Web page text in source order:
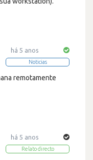
há 5 anos
Noticias
remotamente
há 5 anos
Relato directo